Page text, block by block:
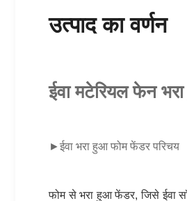
उत्पाद का वर्णन
ईवा मटेरियल फेन
► ईवा भरा हुआ फोम फेंडर परिचय
फोम से भरा हुआ फेंडर, जिसे ईवा